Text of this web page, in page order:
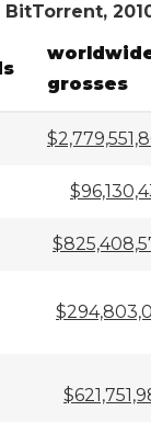
grosses